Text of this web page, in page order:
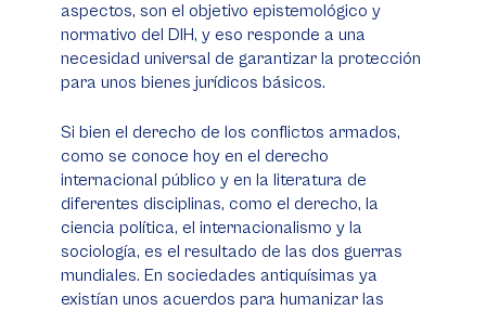
aspectos, son el objetivo epistemológico y
normativo del DIH, y eso responde a una
necesidad universal de garantizar la protección
para unos bienes jurídicos básicos.
Si bien el derecho de los conflictos armados,
como se conoce hoy en el derecho
internacional público y en la literatura de
diferentes disciplinas, como el derecho, la
ciencia política, el internacionalismo y la
sociología, es el resultado de las dos guerras
mundiales. En sociedades antiquísimas ya
existían unos acuerdos para humanizar las